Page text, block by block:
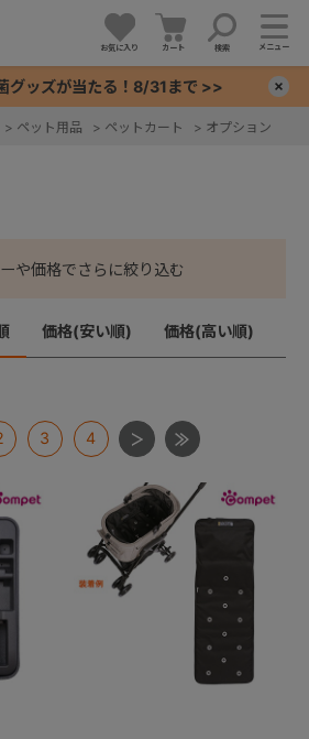
お気に入り カート 検索 メニュー
グッズが当たる！8/31まで >>
> ペット用品 > ペットカート > オプション
や価格でさらに絞り込む
価格(安い順) 価格(高い順)
3 4